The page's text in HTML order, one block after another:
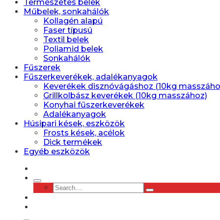
Természetes belek
Műbelek, sonkahálók
Kollagén alapú
Faser típusú
Textil belek
Poliamid belek
Sonkahálók
Fűszerek
Fűszerkeverékek, adalékanyagok
Keverékek disznóvágáshoz (10kg
Grillkolbász keverékek (10kg masszához)
Konyhai fűszerkeverékek
Adalékanyagok
Húsipari kések, eszközök
Frosts kések, acélok
Dick termékek
Egyéb eszközök